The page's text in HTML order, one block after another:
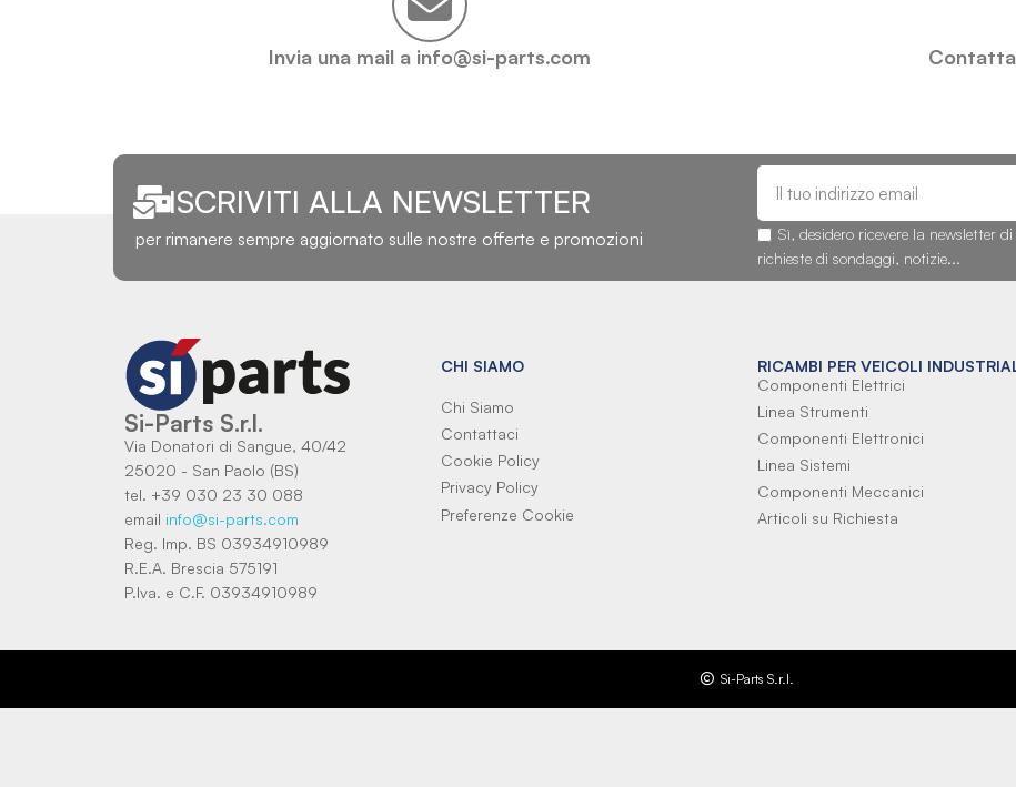
Invia una mail a info@si-parts.com
ISCRIVITI ALLA NEWSLETTER
per rimanere sempre aggiornato sulle nostre offerte e promozioni
Sì, desidero ricevere la newsletter
richieste di sondaggi, notizie...
Si-Parts S.r.l.
Via Donatori di Sangue, 40/42
25020 - San Paolo (BS)
tel. +39 030 23 30 088
email info@si-parts.com
Reg. Imp. BS 03934910989
R.E.A. Brescia 575191
P.Iva. e C.F. 03934910989
CHI SIAMO
Chi Siamo
Contattaci
Cookie Policy
Privacy Policy
Preferenze Cookie
RICAMBI PER VEICOLI
Componenti Elettrici
Linea Strumenti
Componenti Elettronici
Linea Sistemi
Componenti Meccanici
Articoli su Richiesta
Si-Parts S.r.l.